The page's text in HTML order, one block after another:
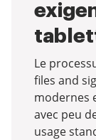
Le
files and
modernes
avec peu
usage